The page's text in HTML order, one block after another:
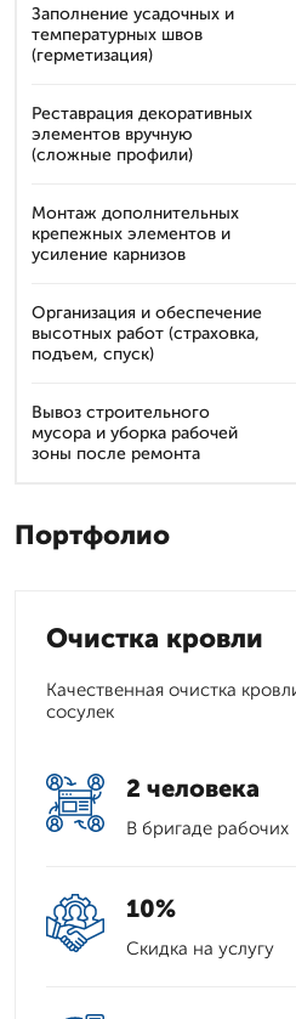
Заполнение усадочных и
температурных швов
(герметизация)
Реставрация декоративных
элементов вручную
(сложные профили)
Монтаж дополнительных
крепежных элементов и
усиление карнизов
Организация и обеспечение
высотных работ (страховка,
подъем, спуск)
Вывоз строительного
мусора и уборка рабочей
зоны после ремонта
Портфолио
Очистка кровли
Качественная очистка
сосулек
2 человека
В бригаде рабочих
10%
Скидка на услугу